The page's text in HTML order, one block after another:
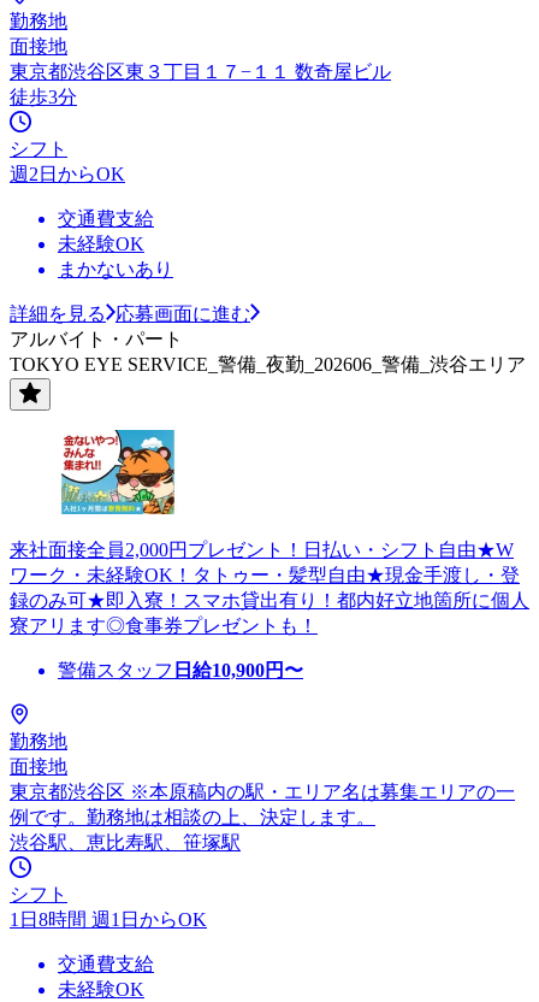
勤務地
面接地
東京都渋谷区東３丁目１７−１１ 数奇屋ビル
徒歩3分
シフト
週2日からOK
交通費支給
未経験OK
まかないあり
詳細を見る
応募画面に進む
アルバイト・パート
TOKYO EYE SERVICE_警備_夜勤_202606_警備_渋谷エリア
来社面接全員2,000円プレゼント！日払い・シフト自由★W
ワーク・未経験OK！タトゥー・髪型自由★現金手渡し・登
録のみ可★即入寮！スマホ貸出有り！都内好立地箇所に個人
寮アリます◎食事券プレゼントも！
警備スタッフ 日給10,900円〜
勤務地
面接地
東京都渋谷区 ※本原稿内の駅・エリア名は募集エリアの一
例です。勤務地は相談の上、決定します。
渋谷駅、恵比寿駅、笹塚駅
シフト
1日8時間 週1日からOK
交通費支給
未経験OK